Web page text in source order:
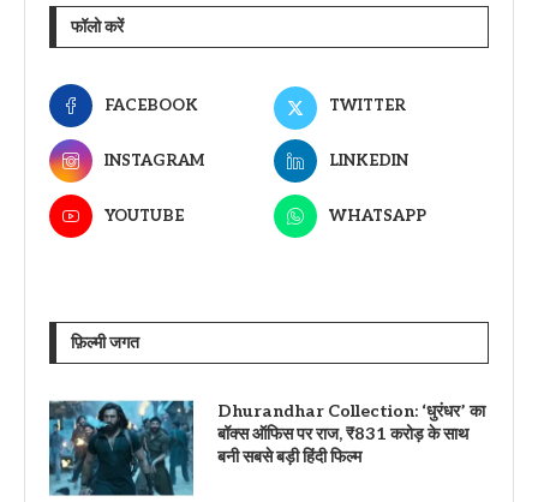
फॉलो करें
FACEBOOK TWITTER
INSTAGRAM LINKEDIN
YOUTUBE WHATSAPP
फ़िल्मी जगत
Dhurandhar Collection: ‘धुरंधर’ का
बॉक्स ऑफिस पर राज, ₹831 करोड़ के साथ
बनी सबसे बड़ी हिंदी फिल्म